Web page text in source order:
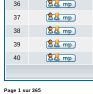
36
37
38
39
40
Page 1 sur 365